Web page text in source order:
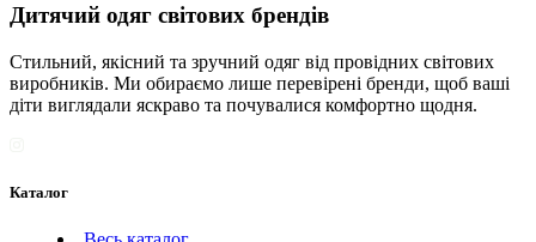
Дитячий одяг світових брендів
Стильний, якісний та зручний одяг від провідних світових
виробників. Ми обираємо лише перевірені бренди, щоб ваші
діти виглядали яскраво та почувалися комфортно щодня.
Каталог